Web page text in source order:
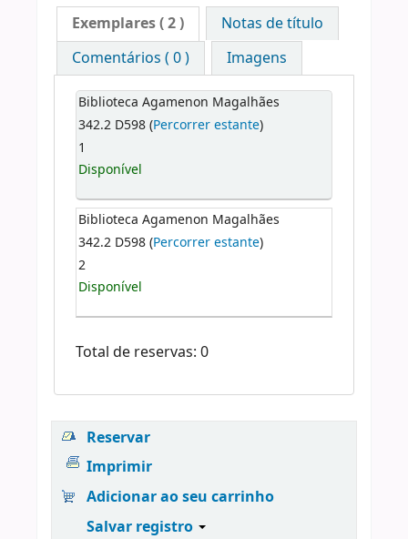
Exemplares( 2 )
Notas de título
Comentários ( 0 )
Imagens
Biblioteca Agamenon Magalhães
342.2 D598 (Percorrer estante)
1
Disponível
Biblioteca Agamenon Magalhães
342.2 D598 (Percorrer estante)
2
Disponível
Total de reservas: 0
Reservar
Imprimir
Adicionar ao seu carrinho
Salvar registro